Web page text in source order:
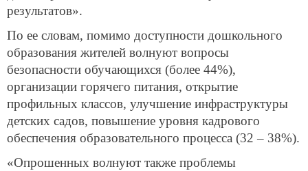
результатов».
По ее словам, помимо доступности дошкольного
образования жителей волнуют вопросы
безопасности обучающихся (более 44%),
организации горячего питания, открытие
профильных классов, улучшение инфраструктуры
детских садов, повышение уровня кадрового
обеспечения образовательного процесса (32 – 38%).
«Опрошенных волнуют также проблемы